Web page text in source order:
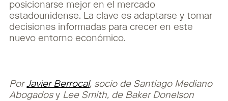
posicionarse mejor en el mercado
estadounidense. La clave es adaptarse y tomar
decisiones informadas para crecer en este
nuevo entorno económico.
PorJavier Berrocal, socio de Santiago Mediano
Abogadosy Lee Smith, de Baker Donelson